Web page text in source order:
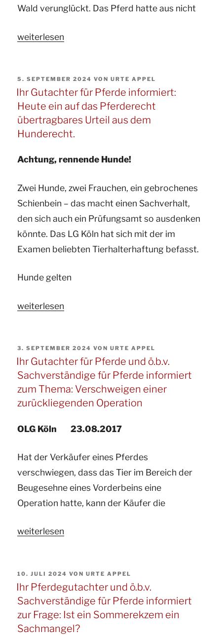
bei
Verletzung
Wald verunglückt. Das Pferd hatte aus nicht
„Ihr
Pferde
und
ö.b.v.
Pferdesachverständige
zum
Haftung
im
Rahmen
eines
Reitbeteiligungsvertrags“
weiterlesen
VERÖFFENTLICHT
AM
5. SEPTEMBER 2024 VONURTE APPEL
Ihr Gutachter für Pferde informiert:
Heute ein auf das Pferderecht
übertragbares Urteil aus dem
Hunderecht.
Achtung, rennende Hunde!
Zwei Hunde, zwei Frauchen, ein gebrochenes
Schienbein – das macht einen Sachverhalt,
den sich auch ein Prüfungsamt so ausdenken
könnte. Das LG Köln hat sich mit der im
Examen beliebten Tierhalterhaftung befasst.
Hunde gelten
„Ihr
Pferde
informiert:
Heute
das
übertragbares
Urteil
aus
dem
weiterlesen
VERÖFFENTLICHT
AM
3. SEPTEMBER 2024 VONURTE APPEL
Ihr Gutachter für Pferde und ö.b.v.
Sachverständige für Pferde informiert
zum Thema: Verschweigen einer
zurückliegenden Operation
OLG Köln 23.08.2017
Hat der Verkäufer eines Pferdes
verschwiegen, dass das Tier im Bereich der
Beugesehne eines Vorderbeins eine
Operation hatte, kann der Käufer die
„Ihr
Pferde
und
ö.b.v.
Sachverständige
weiterlesen
VERÖFFENTLICHT
AM
10. JULI 2024 VONURTE APPEL
Ihr Pferdegutachter und ö.b.v.
Sachverständige für Pferde informiert
zur Frage: Ist ein Sommerekzem ein
Sachmangel?